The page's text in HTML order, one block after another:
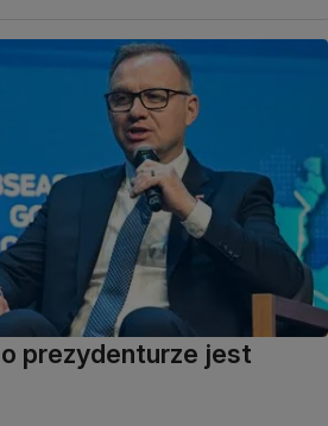
prezydenturze jest